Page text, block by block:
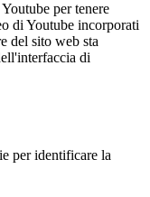
per tenere
di Youtube incorporati
del sito web sta
di
per identificare la